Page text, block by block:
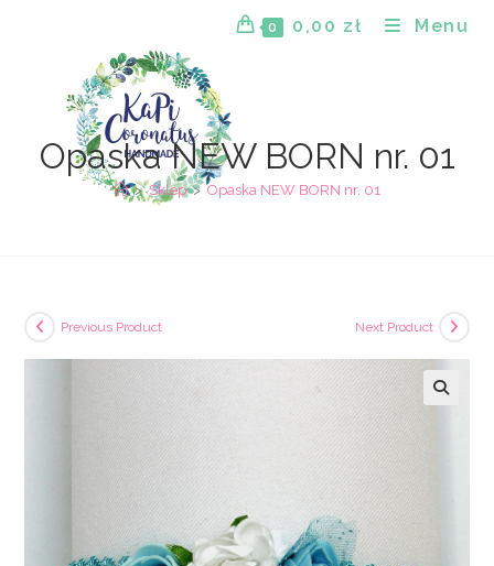
0 0,00 zł Menu
Opaska NEW BORN nr. 01
> Sklep > Opaska NEW BORN nr. 01
Previous Product Next Product